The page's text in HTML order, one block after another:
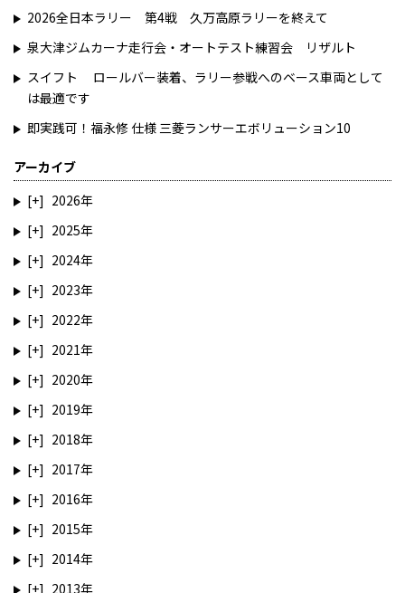
2026全日本ラリー 第4戦 久万高原ラリーを終えて
泉大津ジムカーナ走行会・オートテスト練習会 リザルト
スイフト ロールバー装着、ラリー参戦へのベース車両として
は最適です
即実践可！福永修 仕様 三菱ランサーエボリューション10
アーカイブ
2026
2025
2024
2023
2022
2021
2020
2019
2018
2017
2016
2015
2014
2013